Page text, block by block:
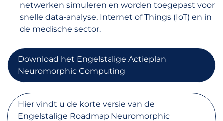
netwerken simuleren en worden toegepast voor
snelle data-analyse, Internet of Things (IoT) en in
de medische sector.
Download het Engelstalige Actieplan
Neuromorphic Computing
Hier vindt u de korte versie van de
Engelstalige Roadmap Neuromorphic